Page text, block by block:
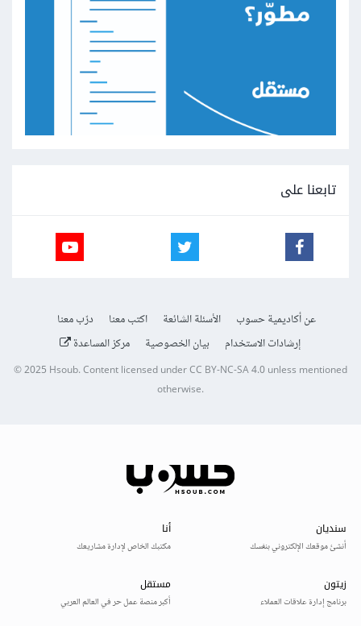
تابعنا على
عن أكاديمية حسوب الأسئلة الشائعة اكتب معنا
درّب معنا
إرشادات الاستخدام
بيان الخصوصية مركز المساعدة
© 2025Hsoub.Content licensed underCC BY-NC-SA 4.0unless mentioned
otherwise.